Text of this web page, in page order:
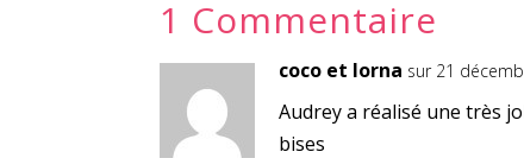
1 Commentaire
coco et lorna sur 21
Audrey a réalisé une très
bises